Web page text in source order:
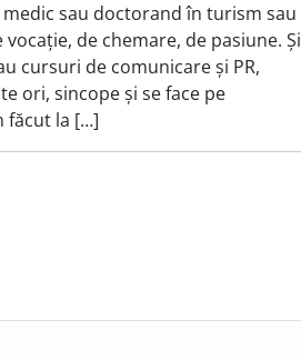
medic sau doctorand în turism sau
de chemare, de pasiune. Și
cursuri de comunicare și PR,
ori, sincope și se face pe
făcut la […]